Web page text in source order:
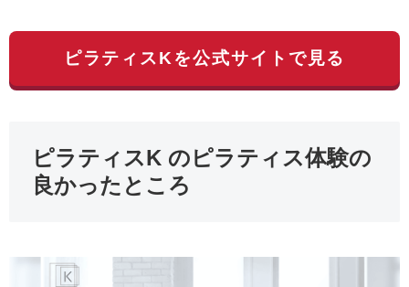
ピラティスKを公式サイトで見る
ピラティスK のピラティス体験の
良かったところ